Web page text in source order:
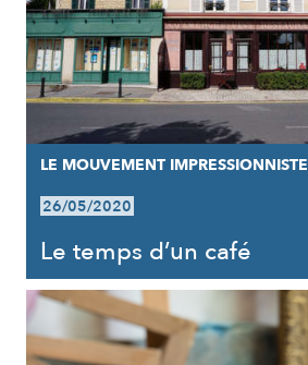
LE MOUVEMENT IMPRESSIONNISTE
26/05/2020
Le temps d’un café